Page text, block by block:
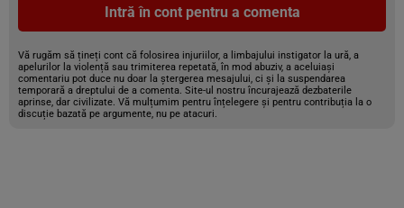
Intră în cont pentru a comenta
Vă rugăm să țineți cont că folosirea injuriilor, a limbajului instigator la ură, a
apelurilor la violență sau trimiterea repetată, în mod abuziv, a aceluiași
comentariu pot duce nu doar la ștergerea mesajului, ci și la suspendarea
temporară a dreptului de a comenta. Site-ul nostru încurajează dezbaterile
aprinse, dar civilizate. Vă mulțumim pentru înțelegere și pentru contribuția la o
discuție bazată pe argumente, nu pe atacuri.